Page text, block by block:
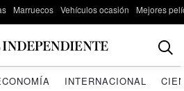
Marruecos Vehículos ocasión Mejores
INTERNACIONAL